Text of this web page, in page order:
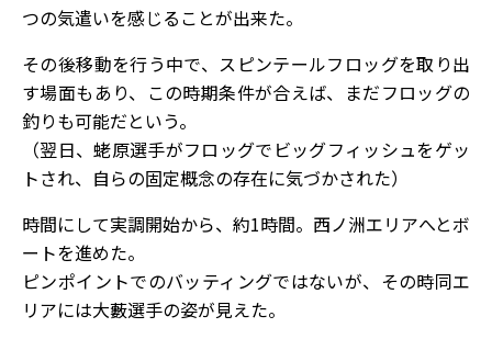
つの気遣いを感じることが出来た。
その後移動を行う中で、スピンテールフロッグを取り出
す場面もあり、この時期条件が合えば、まだフロッグの
釣りも可能だという。
（翌日、蛯原選手がフロッグでビッグフィッシュをゲッ
トされ、自らの固定概念の存在に気づかされた）
時間にして実調開始から、約1時間。西ノ洲エリアへとボ
ートを進めた。
ピンポイントでのバッティングではないが、その時同エ
リアには大藪選手の姿が見えた。